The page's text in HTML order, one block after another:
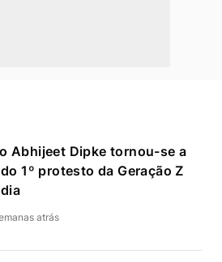
Abhijeet Dipke tornou-se a
1º protesto da Geração Z
atrás